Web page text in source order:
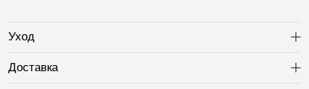
Уход
Доставка